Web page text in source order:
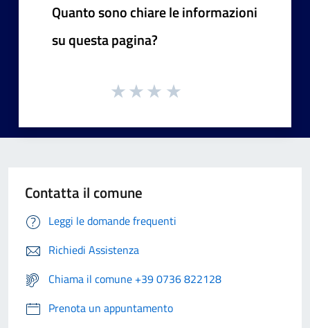
Quanto sono chiare le informazioni
su questa pagina?
Contatta il comune
Leggi le domande frequenti
Richiedi Assistenza
Chiama il comune +39 0736 822128
Prenota un appuntamento